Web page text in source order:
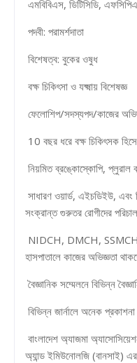
এমবিবিএস, ডিটিসিডি,
পদবী: পরামর্শদাতা
বিশেষত্ব: বুকের ওষুধ
বক্ষ চিকিৎসা ও যক্ষ্মায় বিশেষজ্ঞ
ফেলোশিপ/সদস্যপদ/কাজের
10 বছর ধরে বক্ষ চিকিৎসক
নিয়মিত ব্রঙ্কোস্কোপি, প্লুরাল
সাধারণ ওয়ার্ড, এইচডিইউ,
সংক্রান্ত গুরুতর রোগীদের
NIDCH, DMCH, SSMCH,
হাসপাতালে কাজের অভিজ্ঞতা
বৈজ্ঞানিক সম্মেলনে বিভিন্ন
বিভিন্ন জার্নালে অনেক প্রকাশনা
বাংলাদেশ অ্যাজমা
অ্যান্ড ইমিউনোলজি (বানসাই)